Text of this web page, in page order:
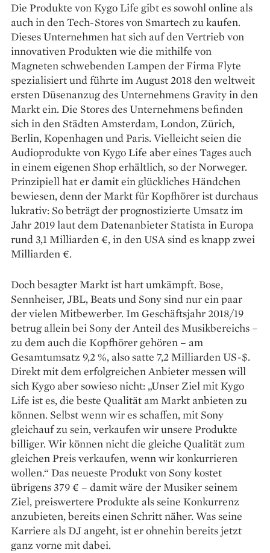
Die Produkte von Kygo Life gibt es sowohl online als
auch in den Tech-Stores von Smartech zu kaufen.
Dieses Unternehmen hat sich auf den Vertrieb von
innovativen Produkten wie die mithilfe von
Magneten schwebenden Lampen der Firma Flyte
spezialisiert und führte im August 2018 den weltweit
ersten Düsenanzug des Unternehmens Gravity in den
Markt ein. Die Stores des Unternehmens befinden
sich in den Städten Amsterdam, London, Zürich,
Berlin, Kopenhagen und Paris. Vielleicht seien die
Audioprodukte von Kygo Life aber eines Tages auch
in einem eigenen Shop erhältlich, so der Norweger.
Prinzipiell hat er damit ein glückliches Händchen
bewiesen, denn der Markt für Kopf­hörer ist durchaus
lukrativ: So beträgt der prognostizierte Umsatz im
Jahr 2019 laut dem Datenanbieter Statista in Europa
rund 3,1 Milliarden €, in den USA sind es knapp zwei
Milliarden €.
Doch besagter Markt ist hart umkämpft. Bose,
Sennheiser, JBL, Beats und Sony sind nur ein paar
der vielen Mitbewerber. Im Geschäftsjahr 2018/19
betrug allein bei Sony der Anteil des Musikbereichs –
zu dem auch die Kopfhörer gehören – am
Gesamtumsatz 9,2 %, also satte 7,2 Milliarden US-$.
Direkt mit dem erfolgreichen Anbieter messen will
sich Kygo aber sowieso nicht: „Unser Ziel mit Kygo
Life ist es, die beste Qualität am Markt anbieten zu
können. Selbst wenn wir es schaffen, mit Sony
gleichauf zu sein, verkaufen wir unsere Produkte
billiger. Wir können nicht die gleiche Qualität zum
gleichen Preis verkaufen, wenn wir konkurrieren
wollen.“ Das neueste Produkt von Sony kostet
übrigens 379 € – damit wäre der Musiker seinem
Ziel, preiswertere Produkte als seine Konkurrenz
anzubieten, bereits einen Schritt näher. Was seine
Karriere als DJ angeht, ist er ohnehin bereits jetzt
ganz vorne mit dabei.